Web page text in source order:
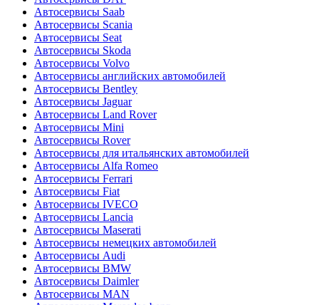
Автосервисы Saab
Автосервисы Scania
Автосервисы Seat
Автосервисы Skoda
Автосервисы Volvo
Автосервисы английских автомобилей
Автосервисы Bentley
Автосервисы Jaguar
Автосервисы Land Rover
Автосервисы Mini
Автосервисы Rover
Автосервисы для итальянских автомобилей
Автосервисы Alfa Romeo
Автосервисы Ferrari
Автосервисы Fiat
Автосервисы IVECO
Автосервисы Lancia
Автосервисы Maserati
Автосервисы немецких автомобилей
Автосервисы Audi
Автосервисы BMW
Автосервисы Daimler
Автосервисы MAN